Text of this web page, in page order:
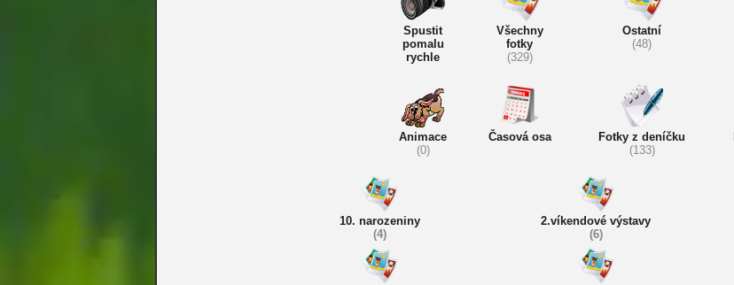
Spustit
pomalu
rychle
Všechny
fotky
(329)
Ostatní
(48)
Animace
(0)
Časová osa
Fotky z deníčku
(133)
10. narozeniny
(4)
2.víkendové výstavy
(6)